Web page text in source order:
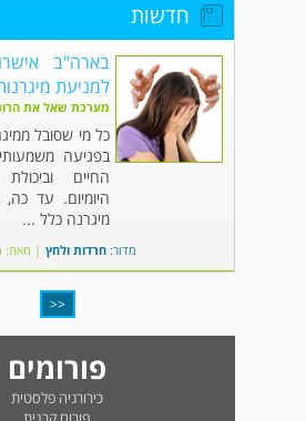
חדשות
בארה"ב
למניעת
מערכת שאל את
כל מי שסובל
בפגיעה
החיים
היומיום. עד
מיגרנה כלל ...
מדור:חרדות ולחץ | מאת:
<<
פורומים
כירורגיה פלסטית